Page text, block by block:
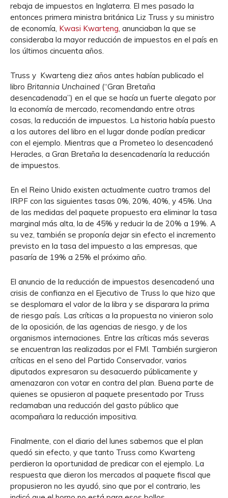
rebaja de impuestos en Inglaterra. El mes pasado la
entonces primera ministra británica Liz Truss y su ministro
de economía, Kwasi Kwarteng, anunciaban la que se
consideraba la mayor reducción de impuestos en el país en
los últimos cincuenta años.
Truss y Kwarteng diez años antes habían publicado el
libro Britannia Unchained (“Gran Bretaña
desencadenada”) en el que se hacía un fuerte alegato por
la economía de mercado, recomendando entre otras
cosas, la reducción de impuestos. La historia había puesto
a los autores del libro en el lugar donde podían predicar
con el ejemplo. Mientras que a Prometeo lo desencadenó
Heracles, a Gran Bretaña la desencadenaría la reducción
de impuestos.
En el Reino Unido existen actualmente cuatro tramos del
IRPF con las siguientes tasas 0%, 20%, 40%, y 45%. Una
de las medidas del paquete propuesto era eliminar la tasa
marginal más alta, la de 45% y reducir la de 20% a 19%. A
su vez, también se proponía dejar sin efecto el incremento
previsto en la tasa del impuesto a las empresas, que
pasaría de 19% a 25% el próximo año.
El anuncio de la reducción de impuestos desencadenó una
crisis de confianza en el Ejecutivo de Truss lo que hizo que
se desplomara el valor de la libra y se disparara la prima
de riesgo país. Las críticas a la propuesta no vinieron solo
de la oposición, de las agencias de riesgo, y de los
organismos internaciones. Entre las críticas más severas
se encuentran las realizadas por el FMI. También surgieron
críticas en el seno del Partido Conservador, varios
diputados expresaron su desacuerdo públicamente y
amenazaron con votar en contra del plan. Buena parte de
quienes se opusieron al paquete presentado por Truss
reclamaban una reducción del gasto público que
acompañara la reducción impositiva.
Finalmente, con el diario del lunes sabemos que el plan
quedó sin efecto, y que tanto Truss como Kwarteng
perdieron la oportunidad de predicar con el ejemplo. La
respuesta que dieron los mercados al paquete fiscal que
propusieron no les ayudó, sino que por el contrario, les